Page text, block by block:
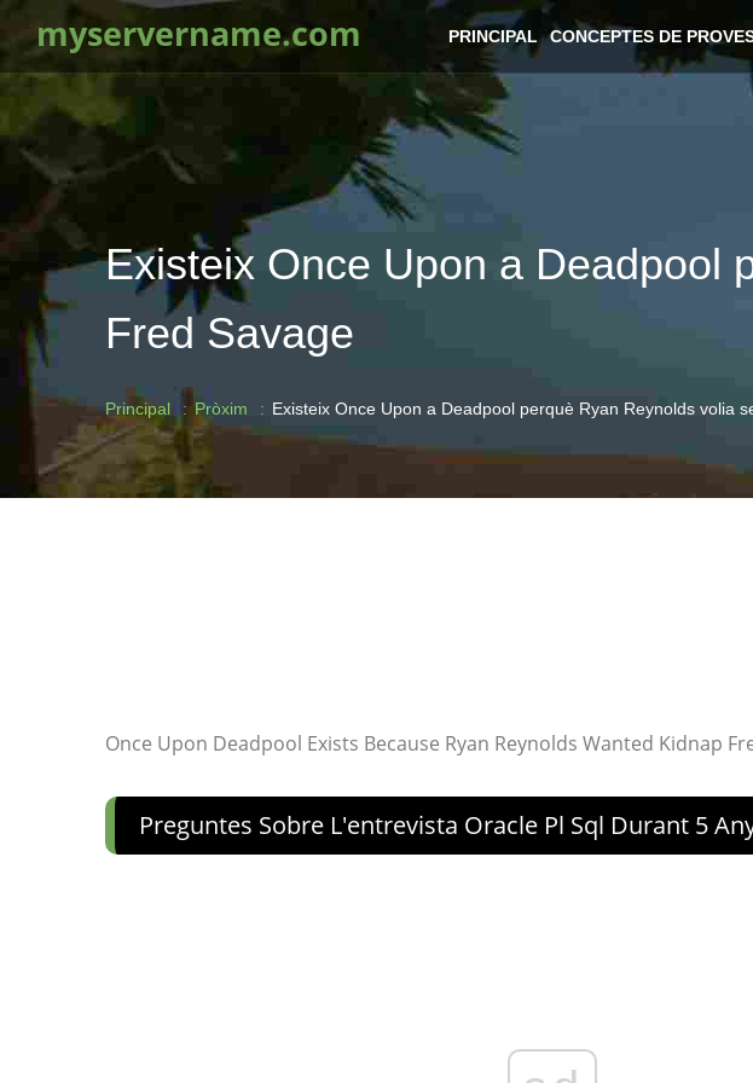
myservername.com PRINCIPAL CONCEPTES DE
Existeix Once Upon a Deadpool
Fred Savage
Principal Pròxim Existeix Once Upon a Deadpool perquè Ryan Reynolds volia
Once Upon Deadpool Exists Because Ryan Reynolds Wanted Kidnap
Preguntes Sobre L'entrevista Oracle Pl Sql Durant 5